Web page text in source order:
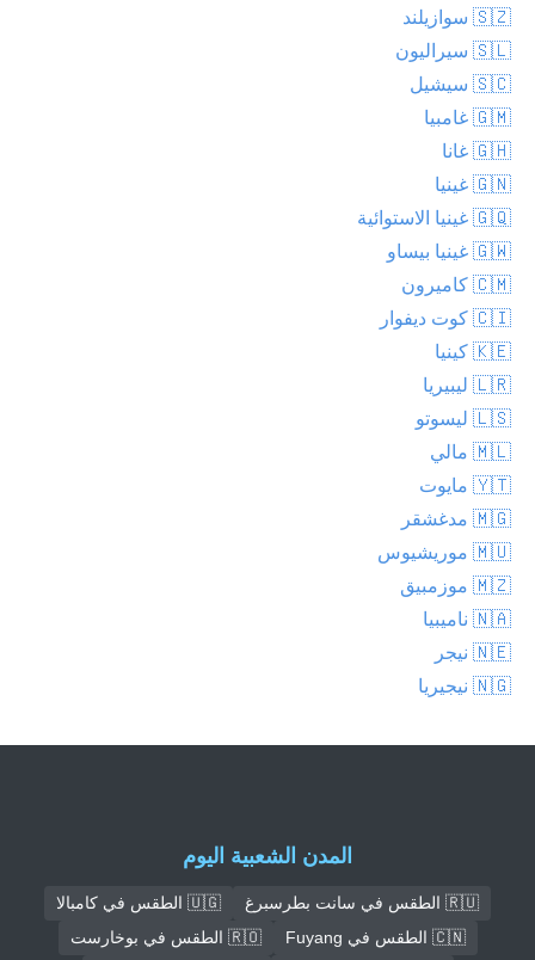
🇸🇿 سوازيلند
🇸🇱 سيراليون
🇸🇨 سيشيل
🇬🇲 غامبيا
🇬🇭 غانا
🇬🇳 غينيا
🇬🇶 غينيا الاستوائية
🇬🇼 غينيا بيساو
🇨🇲 كاميرون
🇨🇮 كوت ديفوار
🇰🇪 كينيا
🇱🇷 ليبيريا
🇱🇸 ليسوتو
🇲🇱 مالي
🇾🇹 مايوت
🇲🇬 مدغشقر
🇲🇺 موريشيوس
🇲🇿 موزمبيق
🇳🇦 ناميبيا
🇳🇪 نيجر
🇳🇬 نيجيريا
المدن الشعبية اليوم
🇷🇺 الطقس في سانت بطرسبرغ
🇺🇬 الطقس في كامبالا
🇨🇳 الطقس في Fuyang
🇷🇴 الطقس في بوخارست